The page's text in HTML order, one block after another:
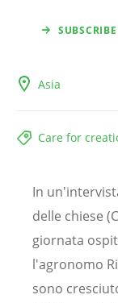
Asia
Care for
In
delle chiese
giornata
l'agronomo
sono